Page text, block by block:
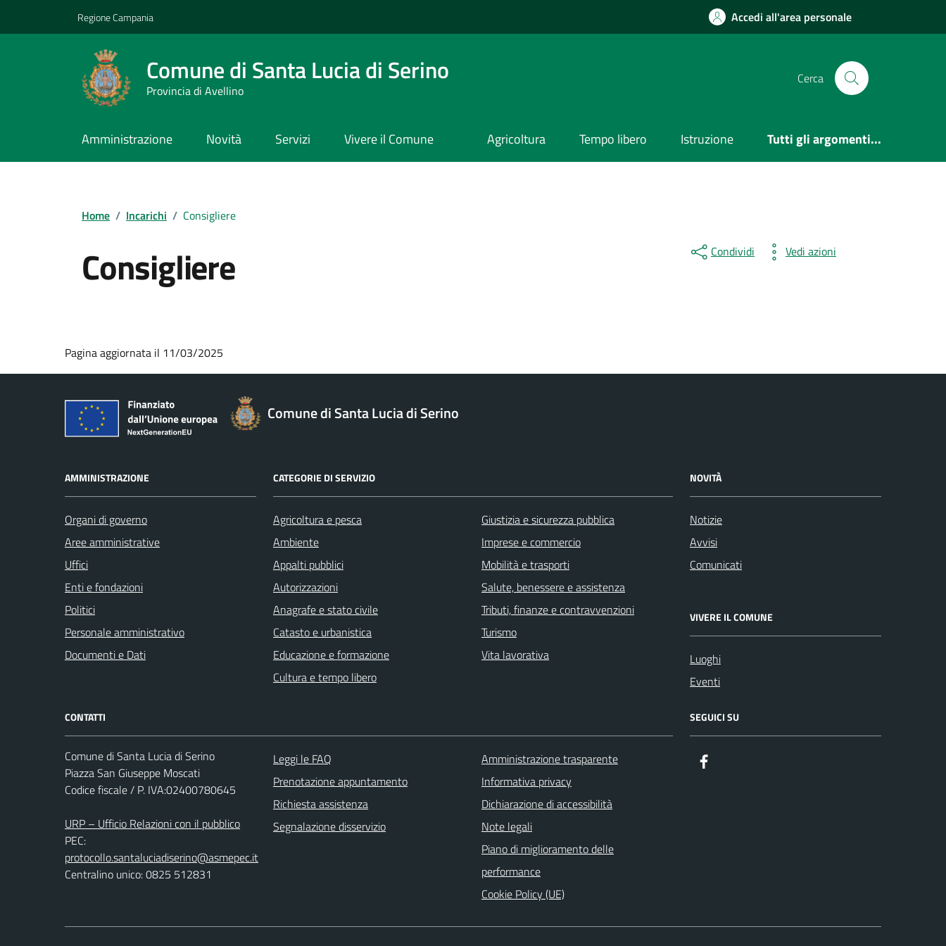
Regione Campania Accedi all'area personale
Comune di Santa Lucia di Serino
Provincia di Avellino
Cerca
Amministrazione Novità Servizi Vivere il Comune Agricoltura Tempo libero Istruzione Tutti gli argomenti...
Home / Incarichi / Consigliere
Consigliere Condividi Vedi azioni
Pagina aggiornata il 11/03/2025
Comune di Santa Lucia di Serino
AMMINISTRAZIONE
Organi di governo
Aree amministrative
Uffici
Enti e fondazioni
Politici
Personale amministrativo
Documenti e Dati
CATEGORIE DI SERVIZIO
Agricoltura e pesca
Ambiente
Appalti pubblici
Autorizzazioni
Anagrafe e stato civile
Catasto e urbanistica
Educazione e formazione
Cultura e tempo libero
Giustizia e sicurezza pubblica
Imprese e commercio
Mobilità e trasporti
Salute, benessere e assistenza
Tributi, finanze e contravvenzioni
Turismo
Vita lavorativa
NOVITÀ
Notizie
Avvisi
Comunicati
VIVERE IL COMUNE
Luoghi
Eventi
CONTATTI
Comune di Santa Lucia di Serino
Piazza San Giuseppe Moscati
Codice fiscale / P. IVA:02400780645
URP – Ufficio Relazioni con il pubblico
PEC:
protocollo.santaluciadiserino@asmepec.it
Centralino unico: 0825 512831
Leggi le FAQ
Prenotazione appuntamento
Richiesta assistenza
Segnalazione disservizio
Amministrazione trasparente
Informativa privacy
Dichiarazione di accessibilità
Note legali
Piano di miglioramento delle
performance
Cookie Policy (UE)
SEGUICI SU